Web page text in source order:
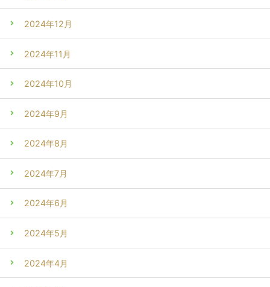
2024年12月
2024年11月
2024年10月
2024年9月
2024年8月
2024年7月
2024年6月
2024年5月
2024年4月